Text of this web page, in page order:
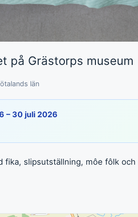
på Grästorps museum
län
– 30 juli 2026
fika, slipsutställning, môe fôlk